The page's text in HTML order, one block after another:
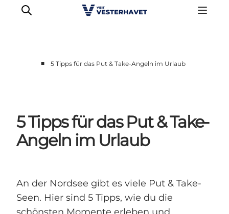
Unsere Städte
Essen & Übernachtung
Tickets kaufen
■ 5 Tipps für das Put & Take-Angeln im Urlaub
5 Tipps für das Put & Take-
Angeln im Urlaub
An der Nordsee gibt es viele Put & Take-
Seen. Hier sind 5 Tipps, wie du die